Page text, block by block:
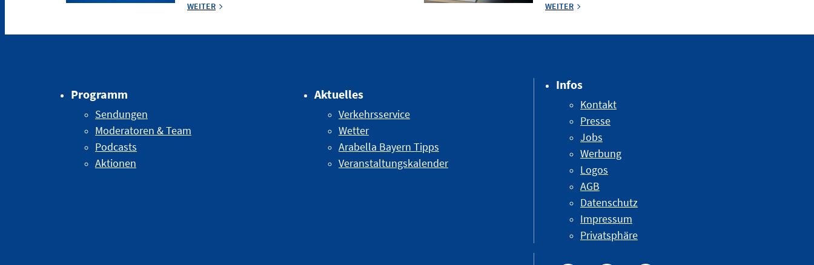
WEITER WEITER
Programm
Sendungen
Moderatoren & Team
Podcasts
Aktionen
Aktuelles
Verkehrsservice
Wetter
Arabella Bayern Tipps
Veranstaltungskalender
Infos
Kontakt
Presse
Jobs
Werbung
Logos
AGB
Datenschutz
Impressum
Privatsphäre